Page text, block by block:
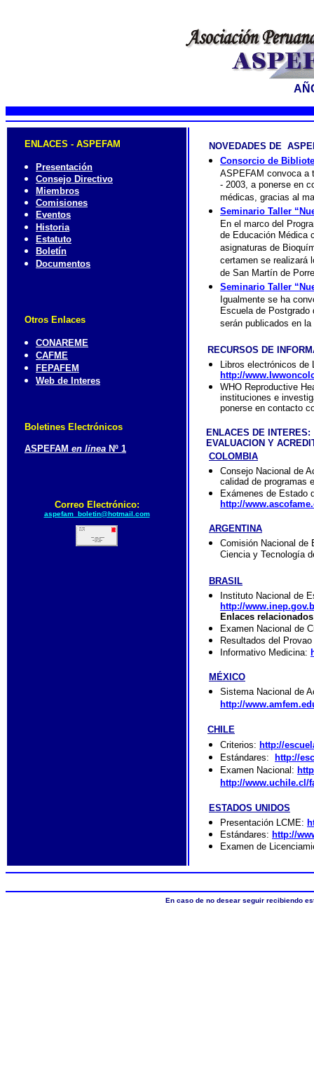
ENLACES - ASPEFAM
Presentación
Consejo Directivo
Miembros
Comisiones
Eventos
Historia
Estatuto
Boletín
Documentos
Otros Enlaces
CONAREME
CAFME
FEPAFEM
Web de Interes
Boletines Electrónicos
ASPEFAM en línea Nº 1
Correo Electrónico:
aspefam_boletin@hotmail.com
NOVEDADES DE
Consorcio de
ASPEFAM convoca a
- 2003, a ponerse en
médicas, gracias al
Seminario Taller
En el marco del
de Educación Médica
asignaturas de
certamen se realizará
de San Martín de
Seminario Taller
Igualmente se ha
Escuela de
serán publicados en
RECURSOS DE
Libros electrónicos
http://
WHO Reproductive
instituciones e
ponerse en contacto
ENLACES DE INTERES:
EVALUACION Y
COLOMBIA
Consejo Nacional de
calidad de programas
Exámenes de Estado
http://
ARGENTINA
Comisión Nacional de
Ciencia y Tecnología
BRASIL
Instituto Nacional de
http://
Enlaces
Examen Nacional de
Resultados del Provao
Informativo Medicina:
MÉXICO
Sistema Nacional de
http://
CHILE
Criterios: http://
Estándares:
http://
Examen Nacional:
http://www.uchile.cl/
ESTADOS UNIDOS
Presentación LCME:
Estándares: http://
Examen de
En caso de no desear seguir recibiendo